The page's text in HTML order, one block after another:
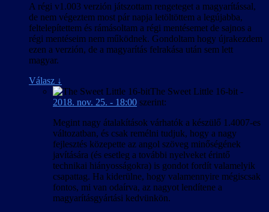
A régi v1.003 verzión játszottam rengeteget a magyarítással,
de nem végeztem most pár napja letöltöttem a legújabba,
feltelepítettem és rámásoltam a régi mentésemet de sajnos a
régi mentéseim nem működnek. Gondoltam hogy újrakezdem
ezen a verzión, de a magyarítás felrakása után sem lett
magyar.
Válasz ↓
The Sweet Little 16-bit -
2018. nov. 25. - 18:00 szerint:
Megint nagy átalakítások várhatók a készülő 1.4007-es
változatban, és csak remélni tudjuk, hogy a nagy
fejlesztés közepette az angol szöveg minőségének
javítására (és esetleg a további nyelveket érintő
technikai hiányosságokra) is gondot fordít valamelyik
csapattag. Ha kiderülne, hogy valamennyire mégiscsak
fontos, mi van odaírva, az nagyot lendítene a
magyarításgyártási kedvünkön.